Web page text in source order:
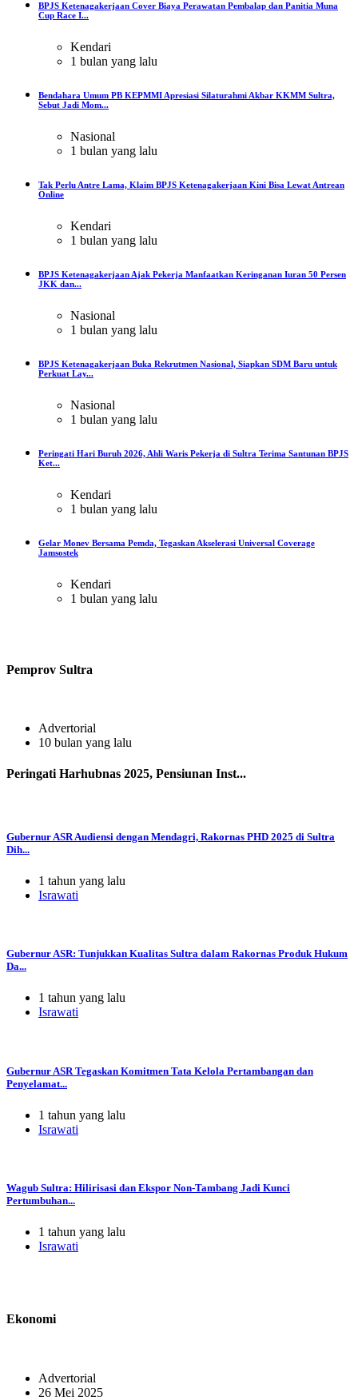
BPJS Ketenagakerjaan Cover Biaya Perawatan Pembalap dan Panitia Muna
Cup Race I...
Kendari
1 bulan yang lalu
Bendahara Umum PB KEPMMI Apresiasi Silaturahmi Akbar KKMM Sultra,
Sebut Jadi Mom...
Nasional
1 bulan yang lalu
Tak Perlu Antre Lama, Klaim BPJS Ketenagakerjaan Kini Bisa Lewat Antrean
Online
Kendari
1 bulan yang lalu
BPJS Ketenagakerjaan Ajak Pekerja Manfaatkan Keringanan Iuran 50 Persen
JKK dan...
Nasional
1 bulan yang lalu
BPJS Ketenagakerjaan Buka Rekrutmen Nasional, Siapkan SDM Baru untuk
Perkuat Lay...
Nasional
1 bulan yang lalu
Peringati Hari Buruh 2026, Ahli Waris Pekerja di Sultra Terima Santunan BPJS
Ket...
Kendari
1 bulan yang lalu
Gelar Monev Bersama Pemda, Tegaskan Akselerasi Universal Coverage
Jamsostek
Kendari
1 bulan yang lalu
Pemprov Sultra
Advertorial
10 bulan yang lalu
Peringati Harhubnas 2025, Pensiunan Inst...
Gubernur ASR Audiensi dengan Mendagri, Rakornas PHD 2025 di Sultra
Dih...
1 tahun yang lalu
Israwati
Gubernur ASR: Tunjukkan Kualitas Sultra dalam Rakornas Produk Hukum
Da...
1 tahun yang lalu
Israwati
Gubernur ASR Tegaskan Komitmen Tata Kelola Pertambangan dan
Penyelamat...
1 tahun yang lalu
Israwati
Wagub Sultra: Hilirisasi dan Ekspor Non-Tambang Jadi Kunci
Pertumbuhan...
1 tahun yang lalu
Israwati
Ekonomi
Advertorial
26 Mei 2025